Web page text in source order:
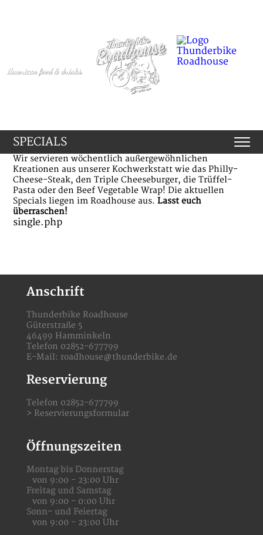
SPECIALS
Wir servieren wöchentlich außergewöhnlichen
Kreationen aus unserer Kochwerkstatt wie das Philly-
Cheese-Steak, den Triple Cheeseburger, die Trüffel-
Pasta oder den Beef Vegetable Wrap! Die aktuellen
Specials liegen im Roadhouse aus.Lasst euch
überraschen!
single.php
Anschrift
Thunderbike Roadhouse
Güterstraße 5
46499 Hamminkeln
Telefon 02852-677799
E-Mail: roadhouse@thunderbike.de
Reservierung
Telefon 02852-677799
> Reservierungsformular
Öffnungszeiten
Montag bis Donnerstag
von 9:00 - 23:00 Uhr
Freitag und Samstag
von 9:00 - 0:00 Uhr
Sonn- und Feiertag
von 9:00 - 23:00 Uhr